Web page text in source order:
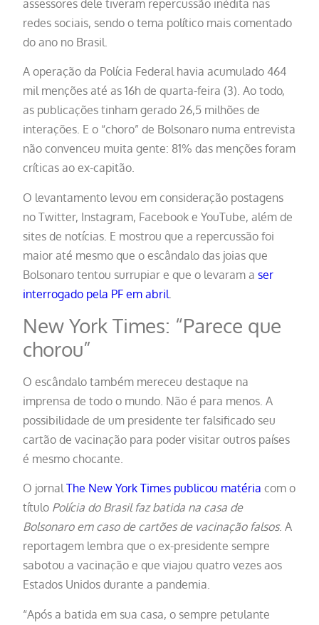
assessores dele tiveram repercussão inédita nas
redes sociais, sendo o tema político mais comentado
do ano no Brasil.
A operação da Polícia Federal havia acumulado 464
mil menções até as 16h de quarta-feira (3). Ao todo,
as publicações tinham gerado 26,5 milhões de
interações. E o “choro” de Bolsonaro numa entrevista
não convenceu muita gente: 81% das menções foram
críticas ao ex-capitão.
O levantamento levou em consideração postagens
no Twitter, Instagram, Facebook e YouTube, além de
sites de notícias. E mostrou que a repercussão foi
maior até mesmo que o escândalo das joias que
Bolsonaro tentou surrupiar e que o levaram aser
interrogado pela PF em abril
New York Times: “Parece que
chorou”
O escândalo também mereceu destaque na
imprensa de todo o mundo. Não é para menos. A
possibilidade de um presidente ter falsificado seu
cartão de vacinação para poder visitar outros países
é mesmo chocante.
O jornalThe New York Times publicou matéria com o
título Polícia do Brasil faz batida na casa de
Bolsonaro em caso de cartões de vacinação falsos. A
reportagem lembra que o ex-presidente sempre
sabotou a vacinação e que viajou quatro vezes aos
Estados Unidos durante a pandemia.
“Após a batida em sua casa, o sempre petulante